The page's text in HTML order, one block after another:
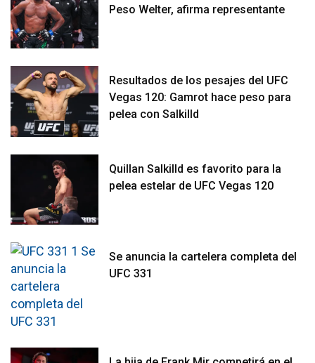
Peso Welter, afirma representante
Resultados de los pesajes del UFC
Vegas 120: Gamrot hace peso para
pelea con Salkilld
Quillan Salkilld es favorito para la
pelea estelar de UFC Vegas 120
Se anuncia la cartelera completa del
UFC 331